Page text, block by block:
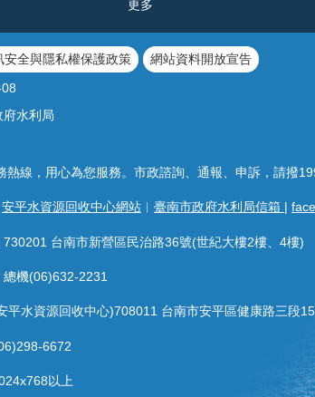
更多
安全與隱私權保護政策
網站資料開放宣告
府水利局
熱線，用心為您服務。市政諮詢、通報、申訴，請撥
安平水資源回收中心網站 ︱ 臺南市政府水利局信箱 |
730201 台南市新營區民治路36號(世紀大樓2樓、4樓)
機(06)632-2231
平水資源回收中心)708011 台南市安平區健康路三段
6672
以上